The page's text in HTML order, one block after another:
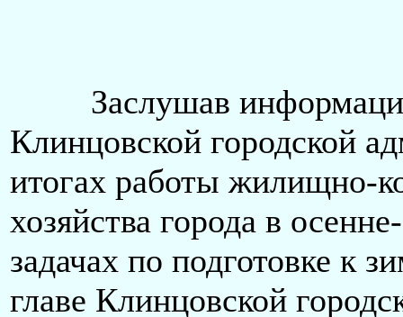
Заслушав информацию
Клинцовской городской
итогах работы жилищно-
хозяйства города в
задачах по подготовке к
главе Клинцовской